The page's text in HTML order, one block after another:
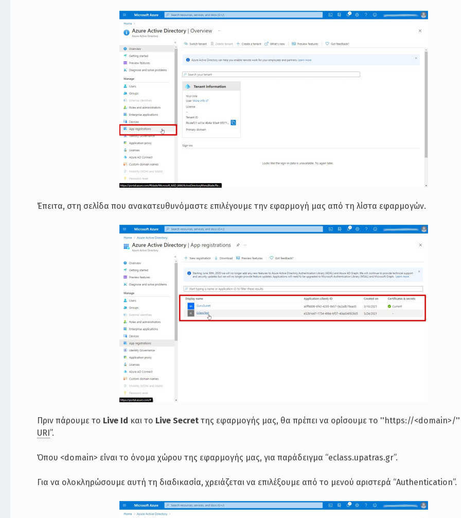
Έπειτα, στη σελίδα που ανακατευθυνόμαστε επιλέγουμε την εφαρμογή μας από τη λίστα εφαρμογών.
Πριν πάρουμε το Live Id και το Live Secret της εφαρμογής μας, θα πρέπει να ορίσουμε το ''https://<domain>/
URI”.
Όπου <domain> είναι το όνομα χώρου της εφαρμογής μας, για παράδειγμα “eclass.upatras.gr”.
Για να ολοκληρώσουμε αυτή τη διαδικασία, χρειάζεται να επιλέξουμε από το μενού αριστερά “Authentication”.